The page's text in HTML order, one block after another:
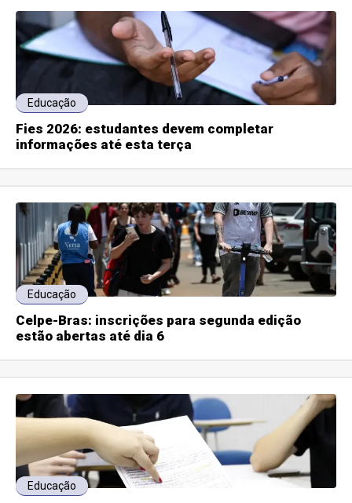
Educação
Fies 2026: estudantes devem completar
informações até esta terça
Educação
Celpe-Bras: inscrições para segunda edição
estão abertas até dia 6
Educação